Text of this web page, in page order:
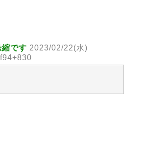
です 2023/02/22(水)